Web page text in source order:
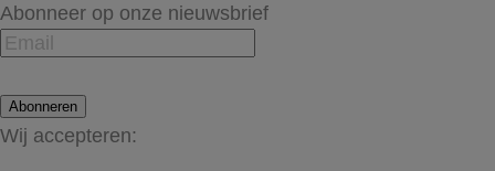
Abonneer op onze nieuwsbrief
Abonneren
Wij accepteren: